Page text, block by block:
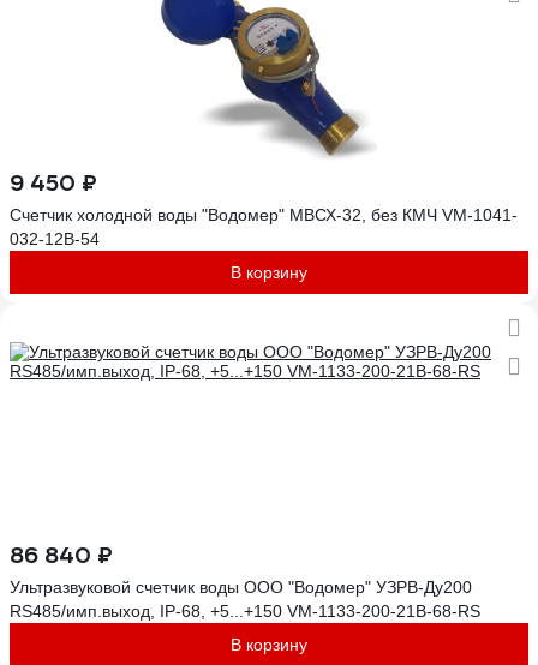
9 450 ₽
Счетчик холодной воды "Водомер" МВСХ-32, без КМЧ VM-1041-
032-12B-54
В корзину
86 840 ₽
Ультразвуковой счетчик воды ООО "Водомер" УЗРВ-Ду200
RS485/имп.выход, IP-68, +5...+150 VM-1133-200-21B-68-RS
В корзину